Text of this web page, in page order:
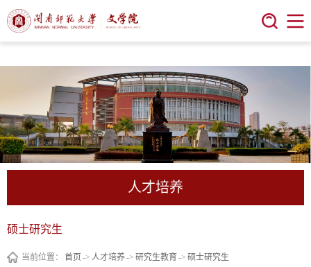
今年会 | 官方网站
人才培养
硕士研究生
当前位置： 首页 -> 人才培养-> 研究生教育 -> 硕士研究生